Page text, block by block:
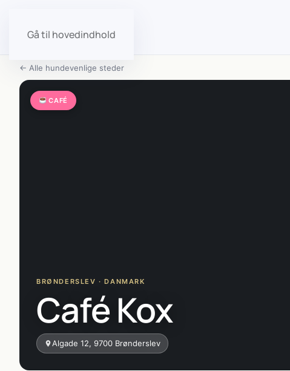
Gå til hovedindhold
← Alle hundevenlige steder
CAFÉ
BRØNDERSLEV · DANMARK
Café Kox
Algade 12, 9700 Brønderslev